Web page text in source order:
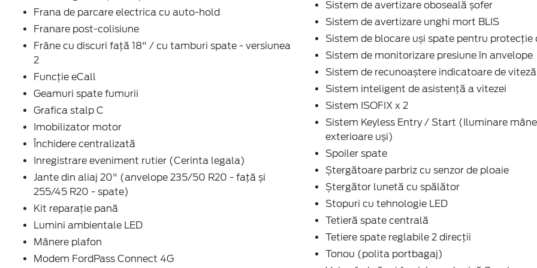
Frana de parcare electrica cu auto-hold
Franare post-colisiune
Frâne cu discuri față 18" / cu tamburi spate - versiunea
2
Funcție eCall
Geamuri spate fumurii
Grafica stalp C
Imobilizator motor
Închidere centralizată
Inregistrare eveniment rutier (Cerinta legala)
Jante din aliaj 20" (anvelope 235/50 R20 - față și
255/45 R20 - spate)
Kit reparație pană
Lumini ambientale LED
Mânere plafon
Modem FordPass Connect 4G
Sistem de avertizare oboseală șofer
Sistem de avertizare unghi mort BLIS
Sistem de blocare uși spate pentru protecție
Sistem de monitorizare presiune în anvelope
Sistem de recunoaștere indicatoare de viteză
Sistem inteligent de asistență a vitezei
Sistem ISOFIX x 2
Sistem Keyless Entry / Start (Iluminare
exterioare uși)
Spoiler spate
Ștergătoare parbriz cu senzor de ploaie
Ștergător lunetă cu spălător
Stopuri cu tehnologie LED
Tetieră spate centrală
Tetiere spate reglabile 2 direcții
Tonou (polita portbagaj)